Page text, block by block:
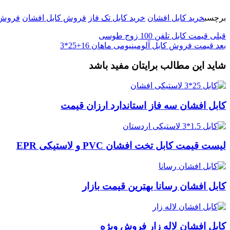
برچسبخرید کابل افشان خرید کابل تک فاز فروش کابل افشان فروش
قبلی قیمت کابل تلفن 100 زوج طوسی
بعد قیمت فروش کابل آلومینیومی ماهان 16+25*3
شاید این مطالب برایتان مفید باشد
کابل افشان سه فاز استاندارد ارزان قیمت
لیست قیمت کابل تخت افشان PVC و لاستیکی EPR
کابل افشان رسانا بهترین قیمت بازار
کابل افشان لاله زار فروش ویژه